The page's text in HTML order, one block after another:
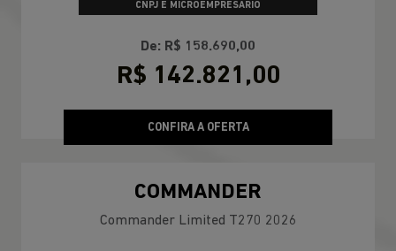
CNPJ E MICROEMPRESÁRIO
De: R$ 158.690,00
R$ 142.821,00
CONFIRA A OFERTA
COMMANDER
Commander Limited T270 2026